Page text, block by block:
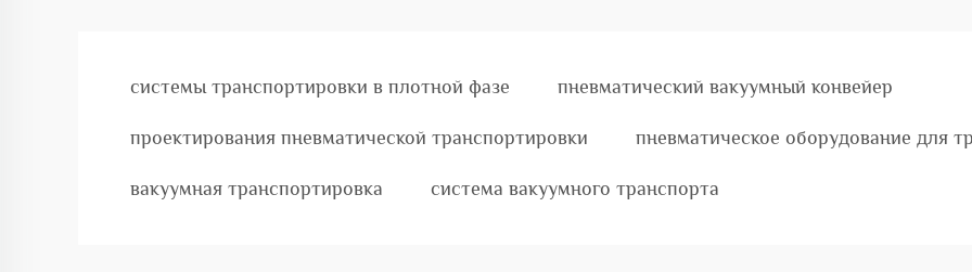
системы транспортировки в плотной фазе пневматический вакуумный конвейер
проектирования пневматической транспортировки пневматическое оборудование для
вакуумная транспортировка система вакуумного транспорта